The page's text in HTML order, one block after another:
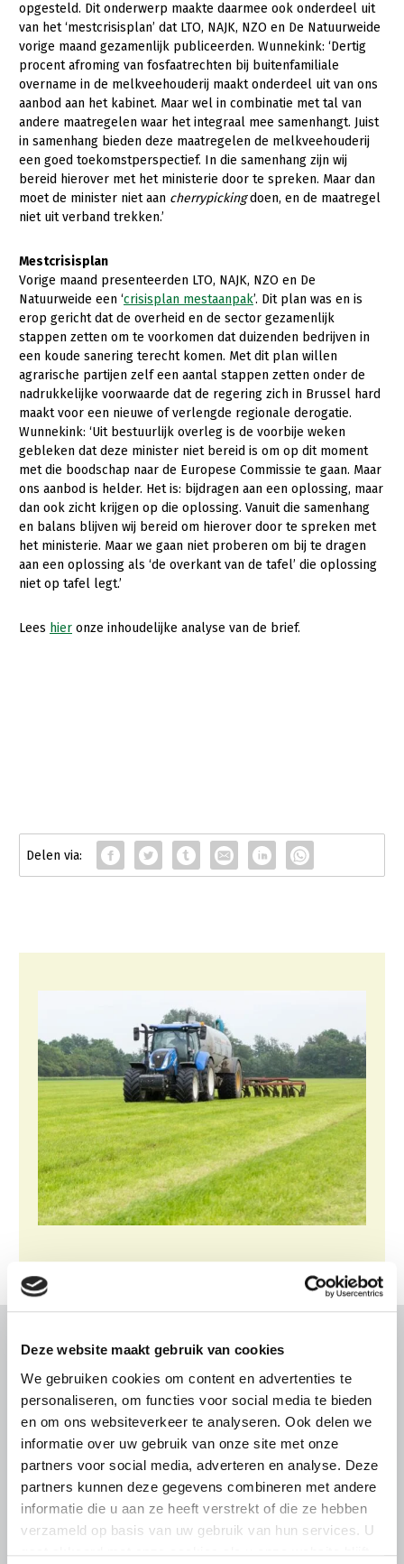
Deze website maakt gebruik van cookies
We gebruiken cookies om content en advertenties te
personaliseren, om functies voor social media te bieden
en om ons websiteverkeer te analyseren. Ook delen we
informatie over uw gebruik van onze site met onze
partners voor social media, adverteren en analyse. Deze
partners kunnen deze gegevens combineren met andere
informatie die u aan ze heeft verstrekt of die ze hebben
verzameld op basis van uw gebruik van hun services. U
opgesteld. Dit onderwerp maakte daarmee ook onderdeel uit
van het ‘mestcrisisplan’ dat LTO, NAJK, NZO en De Natuurweide
vorige maand gezamenlijk publiceerden. Wunnekink: ‘Dertig
procent afroming van fosfaatrechten bij buitenfamiliale
overname in de melkveehouderij maakt onderdeel uit van ons
aanbod aan het kabinet. Maar wel in combinatie met tal van
andere maatregelen waar het integraal mee samenhangt. Juist
in samenhang bieden deze maatregelen de melkveehouderij
een goed toekomstperspectief. In die samenhang zijn wij
bereid hierover met het ministerie door te spreken. Maar dan
moet de minister niet aan cherrypickingdoen, en de maatregel
niet uit verband trekken.’
Mestcrisisplan
Vorige maand presenteerden LTO, NAJK, NZO en De
Natuurweide een ‘crisisplan mestaanpak’. Dit plan was en is
erop gericht dat de overheid en de sector gezamenlijk
stappen zetten om te voorkomen dat duizenden bedrijven in
een koude sanering terecht komen. Met dit plan willen
agrarische partijen zelf een aantal stappen zetten onder de
nadrukkelijke voorwaarde dat de regering zich in Brussel hard
maakt voor een nieuwe of verlengde regionale derogatie.
Wunnekink: ‘Uit bestuurlijk overleg is de voorbije weken
gebleken dat deze minister niet bereid is om op dit moment
met die boodschap naar de Europese Commissie te gaan. Maar
ons aanbod is helder. Het is: bijdragen aan een oplossing, maar
dan ook zicht krijgen op die oplossing. Vanuit die samenhang
en balans blijven wij bereid om hierover door te spreken met
het ministerie. Maar we gaan niet proberen om bij te dragen
aan een oplossing als ‘de overkant van de tafel’ die oplossing
niet op tafel legt.’
Lees hier onze inhoudelijke analyse van de brief.
Gerelateerd nieuws
Abonneren via e-mail
Abonneren via RSS